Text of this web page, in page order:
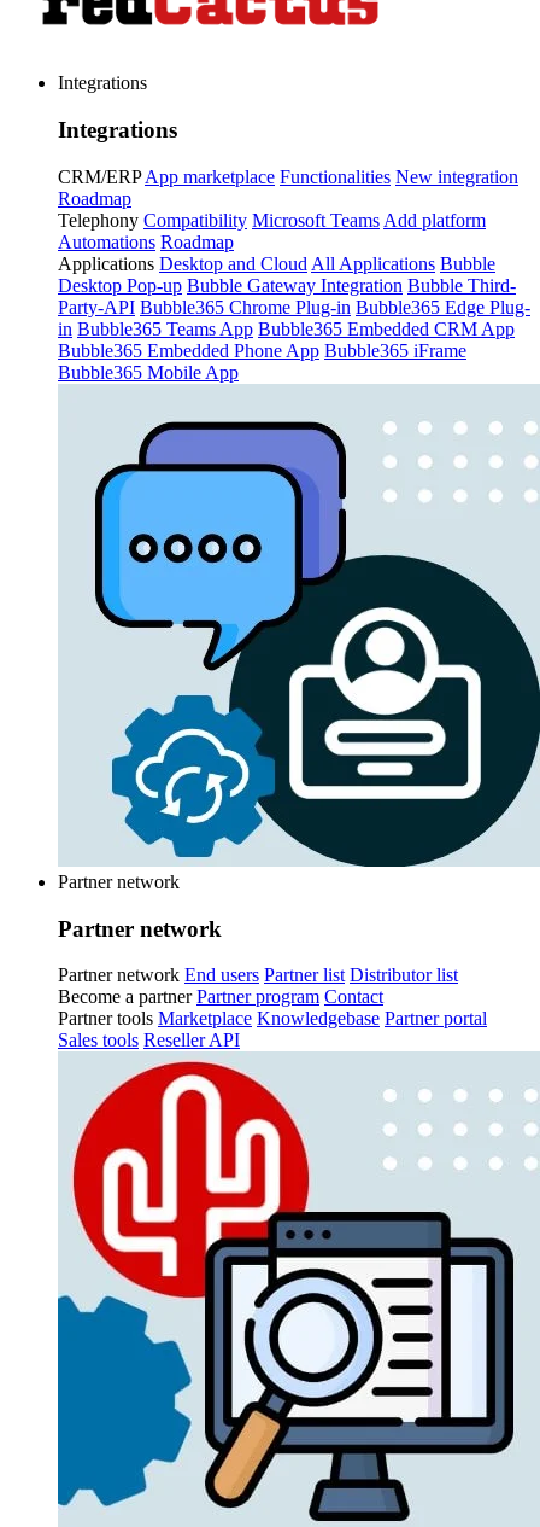
Integrations
Integrations
CRM/ERP App marketplace Functionalities New integration
Roadmap
Telephony Compatibility Microsoft Teams Add platform
Automations Roadmap
Applications Desktop and Cloud All Applications Bubble
Desktop Pop-up Bubble Gateway Integration Bubble Third-
Party-API Bubble365 Chrome Plug-in Bubble365 Edge Plug-
in Bubble365 Teams App Bubble365 Embedded CRM App
Bubble365 Embedded Phone App Bubble365 iFrame
Bubble365 Mobile App
Partner network
Partner network
Partner network End users Partner list Distributor list
Become a partner Partner program Contact
Partner tools Marketplace Knowledgebase Partner portal
Sales tools Reseller API